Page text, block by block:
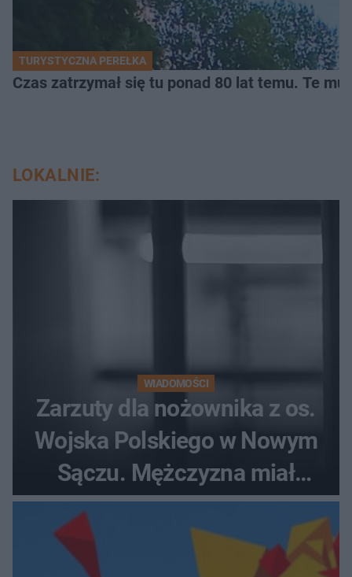
TURYSTYCZNA PEREŁKA
Czas zatrzymał się tu ponad 80 lat temu. Te
LOKALNIE:
WIADOMOŚCI
Zarzuty dla nożownika z os.
Wojska Polskiego w Nowym
Sączu. Mężczyzna miał
wczesniej problemy z
prawem